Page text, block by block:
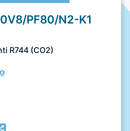
PF80/N2-K1
R744 (CO2)